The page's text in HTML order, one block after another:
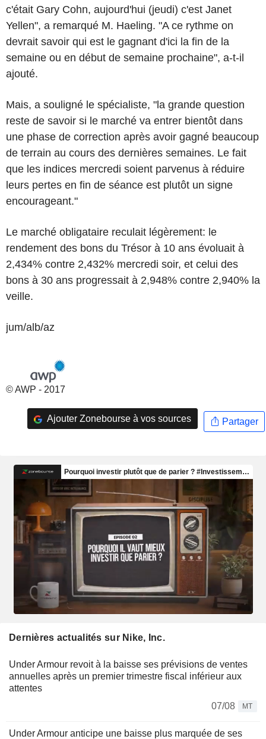
c'était Gary Cohn, aujourd'hui (jeudi) c'est Janet
Yellen", a remarqué M. Haeling. "A ce rythme on
devrait savoir qui est le gagnant d'ici la fin de la
semaine ou en début de semaine prochaine", a-t-il
ajouté.
Mais, a souligné le spécialiste, "la grande question
reste de savoir si le marché va entrer bientôt dans
une phase de correction après avoir gagné beaucoup
de terrain au cours des dernières semaines. Le fait
que les indices mercredi soient parvenus à réduire
leurs pertes en fin de séance est plutôt un signe
encourageant."
Le marché obligataire reculait légèrement: le
rendement des bons du Trésor à 10 ans évoluait à
2,434% contre 2,432% mercredi soir, et celui des
bons à 30 ans progressait à 2,948% contre 2,940% la
veille.
jum/alb/az
© AWP - 2017
Ajouter Zonebourse à vos sources Partager
Dernières actualités sur Nike, Inc.
Under Armour revoit à la baisse ses prévisions de ventes
annuelles après un premier trimestre fiscal inférieur aux
attentes
07/08
MT
Under Armour anticipe une baisse plus marquée de ses